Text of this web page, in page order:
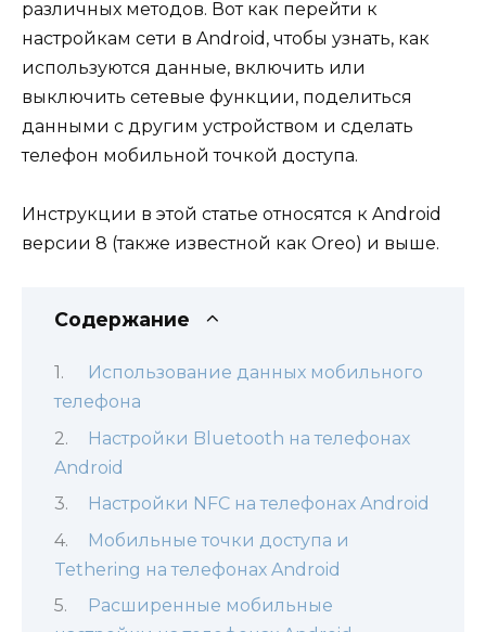
различных методов. Вот как перейти к
настройкам сети в Android, чтобы узнать, как
используются данные, включить или
выключить сетевые функции, поделиться
данными с другим устройством и сделать
телефон мобильной точкой доступа.
Инструкции в этой статье относятся к Android
версии 8 (также известной как Oreo) и выше.
Содержание
Использование данных мобильного
телефона
Настройки Bluetooth на телефонах
Android
Настройки NFC на телефонах Android
Мобильные точки доступа и
Tethering на телефонах Android
Расширенные мобильные